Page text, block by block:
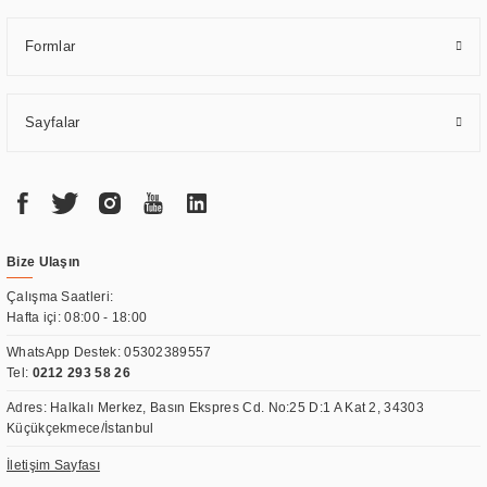
Formlar
Sayfalar
Bize Ulaşın
Çalışma Saatleri:
Hafta içi: 08:00 - 18:00
WhatsApp Destek:05302389557
Tel: 0212 293 58 26
Adres: Halkalı Merkez, Basın Ekspres Cd. No:25 D:1 A Kat 2, 34303
Küçükçekmece/İstanbul
İletişim Sayfası